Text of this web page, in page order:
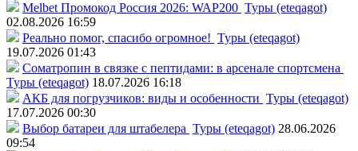
Melbet Промокод Россия 2026: WAP200 Туры (eteqagot)
02.08.2026 16:59
Реально помог, спасибо огромное! Туры (eteqagot)
19.07.2026 01:43
Соматропин в связке с пептидами: в арсенале спортсмена
Туры (eteqagot) 18.07.2026 16:18
АКБ для погрузчиков: виды и особенности Туры (eteqagot)
17.07.2026 00:30
Выбор батареи для штабелера Туры (eteqagot) 28.06.2026
09:54